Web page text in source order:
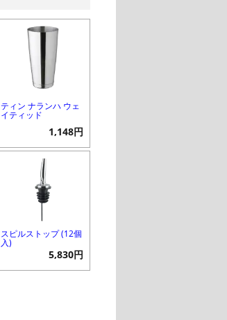
ティン ナランハ ウェ
イティッド
1,148円
スピルストップ (12個
入)
5,830円